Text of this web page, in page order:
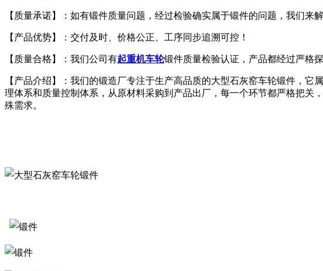
【质量承诺】：如有锻件质量问题，经过检验确实属于锻件的问题，我们来解
【产品优势】：交付及时、价格公正、工序同步追溯可控！
【质量合格】：我们公司有起重机车轮锻件质量检验认证，产品都经过严格
【产品介绍】：我们的锻造厂专注于生产高品质的大型石灰窑车轮锻件，它
理体系和质量控制体系，从原材料采购到产品出厂，每一个环节都严格把
殊需求。